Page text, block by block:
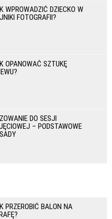
WPROWADZIĆ DZIECKO W
FOTOGRAFII?
OPANOWAĆ SZTUKĘ
DO SESJI
– PODSTAWOWE
PRZEROBIĆ BALON NA